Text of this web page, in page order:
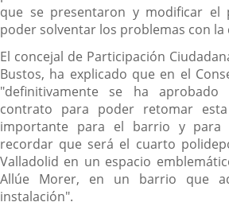
que se presentaron y modificar el
poder solventar los problemas con la
El concejal de Participación
Bustos, ha explicado que en el
"definitivamente se ha
contrato para poder retomar
importante para el barrio y para
recordar que será el cuarto
Valladolid en un espacio
Allúe Morer, en un barrio que
instalación".